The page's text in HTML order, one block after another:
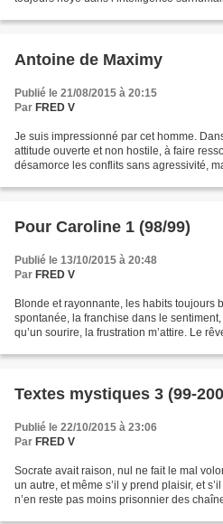
Antoine de Maximy
Publié le 21/08/2015 à 20:15
Par FRED V
Je suis impressionné par cet homme.
attitude ouverte et non hostile, à faire
désamorce les conflits sans agressivité,
Pour Caroline 1 (98/99)
Publié le 13/10/2015 à 20:48
Par FRED V
Blonde et rayonnante, les habits toujours
spontanée, la franchise dans le
qu’un sourire, la frustration m’attire. Le
Textes mystiques 3 (99-
Publié le 22/10/2015 à 23:06
Par FRED V
Socrate avait raison, nul ne fait le mal
un autre, et même s’il y prend plaisir, et
n’en reste pas moins prisonnier des